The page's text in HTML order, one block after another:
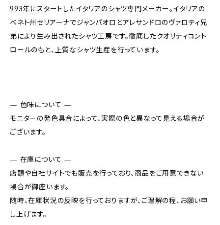
993年にスタートしたイタリアのシャツ専門メーカー。イタリアの
べネト州セリアーナでジャンパオロとアレサンドロのヴァロティ兄
弟により生み出されたシャツ工房です。徹底したクオリティコント
ロールのもと、上質なシャツ生産を行っています。
— 色味について —
モニターの発色具合によって、実際の色と異なって見える場合が
ございます。
— 在庫について —
店頭や自社サイトでも販売を行っており、商品をご用意できない
場合が御座います。
随時、在庫状況の反映を行っておりますが、ご理解の程、お願い申
し上げます。